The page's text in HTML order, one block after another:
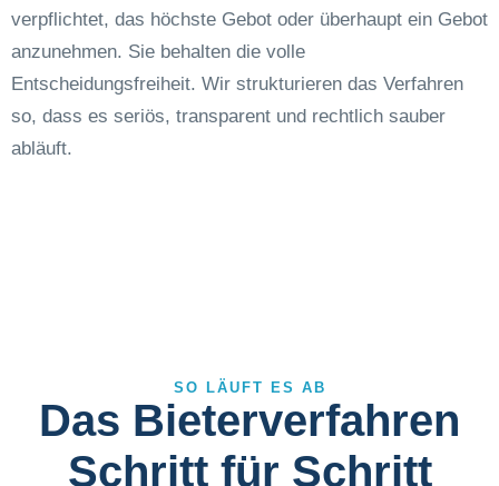
verpflichtet, das höchste Gebot oder überhaupt ein Gebot
anzunehmen. Sie behalten die volle
Entscheidungsfreiheit. Wir strukturieren das Verfahren
so, dass es seriös, transparent und rechtlich sauber
abläuft.
SO LÄUFT ES AB
Das Bieterverfahren
Schritt für Schritt